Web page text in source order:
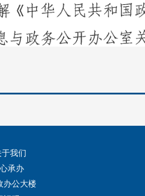
于我们
承办
办公大楼